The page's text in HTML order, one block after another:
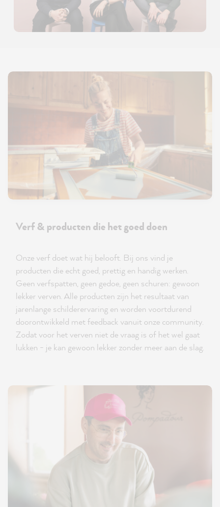
Verf & producten die het goed doen
Onze verf doet wat hij belooft. Bij ons vind je
producten die echt goed, prettig en handig werken.
Geen verfspatten, geen gedoe, geen schuren: gewoon
lekker verven. Alle producten zijn het resultaat van
jarenlange schilderervaring en worden voortdurend
doorontwikkeld met feedback vanuit onze community.
Zodat voor het verven niet de vraag is of het wel gaat
lukken - je kan gewoon lekker zonder meer aan de slag.